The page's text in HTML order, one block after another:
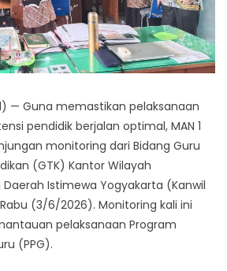
— Guna memastikan pelaksanaan
pendidik berjalan optimal, MAN 1
monitoring dari Bidang Guru
(GTK) Kantor Wilayah
Istimewa Yogyakarta (Kanwil
(3/6/2026). Monitoring kali ini
pelaksanaan Program
(PPG).​